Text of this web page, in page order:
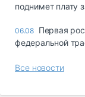
поднимет плату
06.08 Первая
федеральной
Все новости